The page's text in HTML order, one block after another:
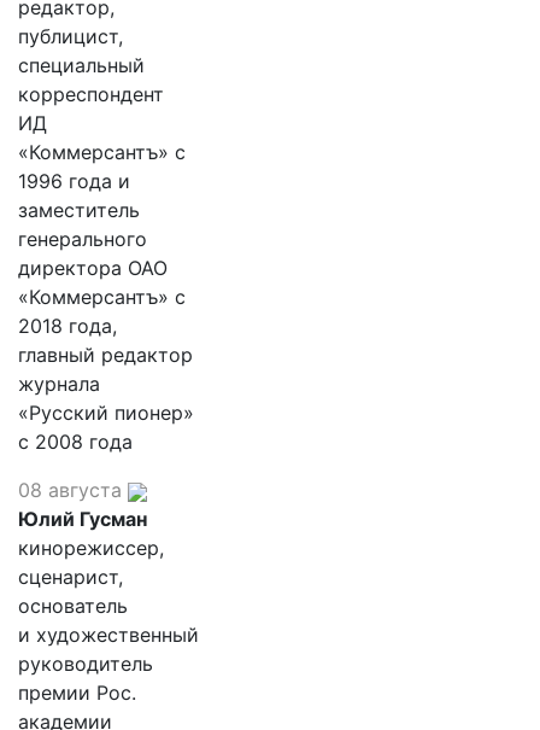
редактор,
публицист,
специальный
корреспондент
ИД
«Коммерсантъ» с
1996 года и
заместитель
генерального
директора ОАО
«Коммерсантъ» с
2018 года,
главный редактор
журнала
«Русский пионер»
с 2008 года
08 августа
Юлий Гусман
кинорежиссер,
сценарист,
основатель
и художественный
руководитель
премии Рос.
академии